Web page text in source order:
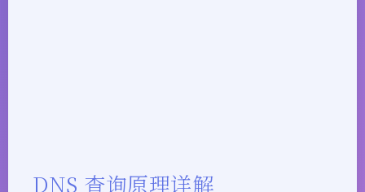
DNS 查询原理详解